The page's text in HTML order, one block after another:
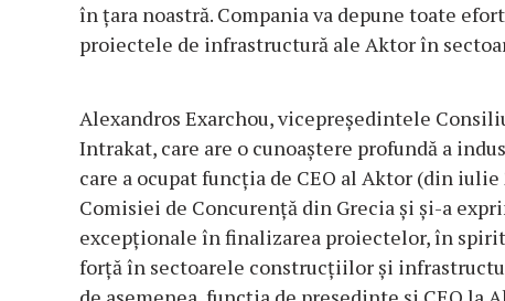
în ţara noastră. Compania va depune toate
proiectele de infrastructură ale Aktor în
Alexandros Exarchou, vicepreşedintele
Intrakat, care are o cunoaştere profundă a
care a ocupat funcţia de CEO al Aktor (din
Comisiei de Concurenţă din Grecia şi şi-a
excepţionale în finalizarea proiectelor, în
forţă în sectoarele construcţiilor şi